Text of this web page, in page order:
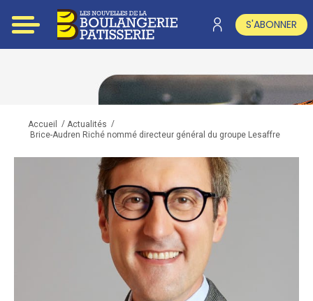
S'ABONNER
Accueil / Actualités /
Brice-Audren Riché nommé directeur général du groupe Lesaffre